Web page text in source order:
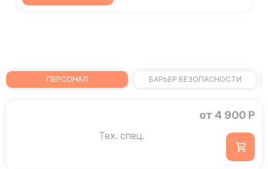
ПЕРСОНАЛ БАРЬЕР БЕЗОПАСНОСТИ
Тех. спец.
от 4 900 Р